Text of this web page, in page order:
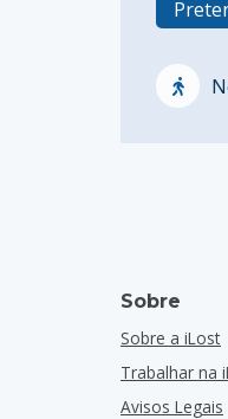
Sobre
Sobre a iLost
Trabalhar na
Avisos Legais